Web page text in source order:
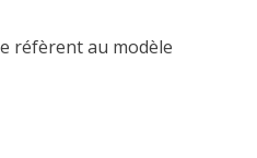
réfèrent au modèle